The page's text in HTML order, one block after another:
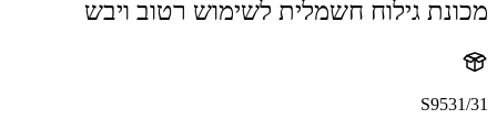
גילוח חשמלית לשימוש רטוב ויבש